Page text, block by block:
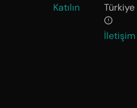
Katılın
Türkiye
İletişim